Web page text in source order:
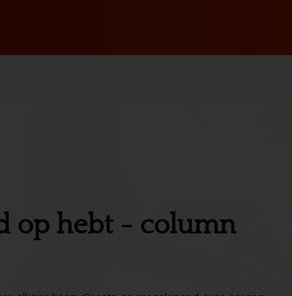
op hebt - column